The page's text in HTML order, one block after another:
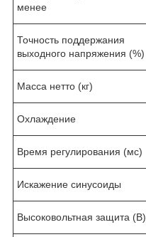
менее
Точность поддержания
выходного напряжения (%)
Масса нетто (кг)
Охлаждение
Время регулирования (мс)
Искажение синусоиды
Высоковольтная защита (В)